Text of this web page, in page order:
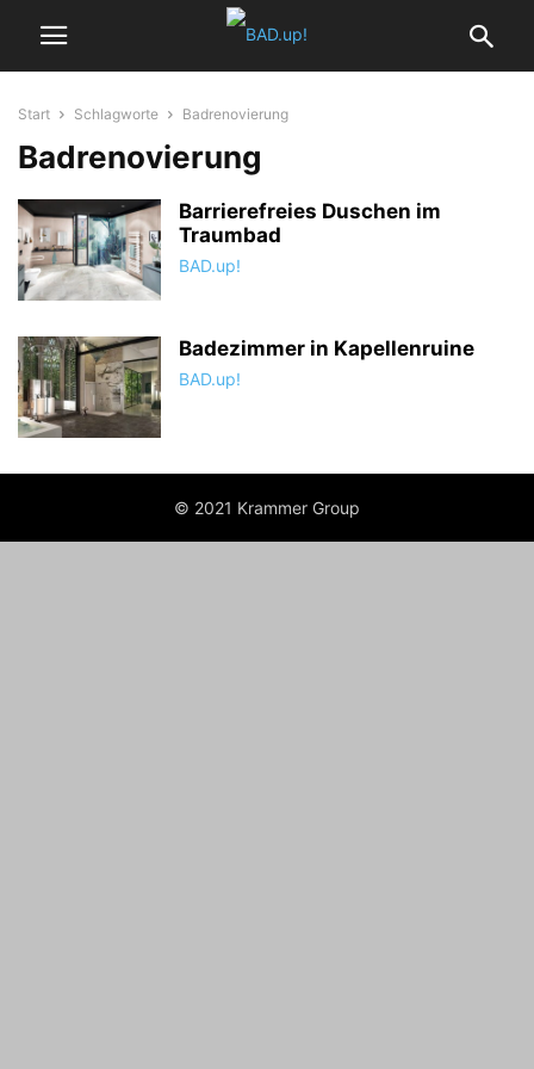
Start Schlagworte Badrenovierung
Badrenovierung
Barrierefreies Duschen im
Traumbad
BAD.up!
Badezimmer in Kapellenruine
BAD.up!
© 2021 Krammer Group